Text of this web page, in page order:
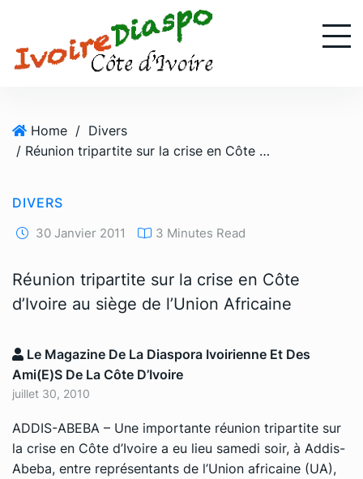
Home / Divers
/ Réunion tripartite sur la crise en Côte d’Ivoire au siège de l’Union Africaine
DIVERS
30 Janvier 2011 3 Minutes Read
Réunion tripartite sur la crise en Côte
d’Ivoire au siège de l’Union Africaine
Le Magazine De La Diaspora Ivoirienne Et Des
Ami(e)s De La Côte D’Ivoire
juillet 30, 2010
ADDIS-ABEBA – Une importante réunion tripartite sur
la crise en Côte d’Ivoire a eu lieu samedi soir, à Addis-
Abeba, entre représentants de l’Union africaine (UA),